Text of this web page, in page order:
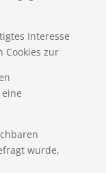
Interesse
Cookies zur
wurde,